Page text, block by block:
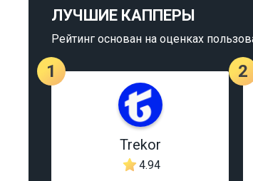
ЛУЧШИЕ КАППЕРЫ
Рейтинг основан на оценках
1
Trekor
4.94
2